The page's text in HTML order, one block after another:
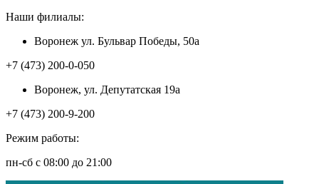
Наши филиалы:
Воронеж ул. Бульвар Победы, 50а
+7 (473) 200-0-050
Воронеж, ул. Депутатская 19а
+7 (473) 200-9-200
Режим работы:
пн-сб с 08:00 до 21:00